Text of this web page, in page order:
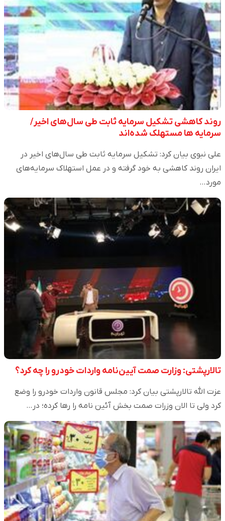
روند کاهشی تشکیل سرمایه ثابت طی سال‌های اخیر/
سرمایه ها مستهلک شده‌اند
علی نبوی بیان کرد: تشکیل سرمایه ثابت طی سال‌های اخیر در
ایران روند کاهشی به خود گرفته و در عمل استهلاک سرمایه‌های
مورد…
تالارپشتی: وزارت صمت آیین‌نامه واردات خودرو را چه کرد؟
عزت الله تالارپشتی بیان کرد: مجلس قانون واردات خودرو را وضع
کرد ولی تا الان وزرات صمت بخش آئین نامه را رها کرده؛ در…